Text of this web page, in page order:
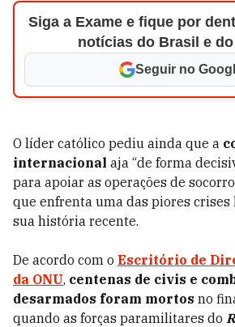
Siga a Exame e fique por
notícias do Brasil e
Seguir no
O líder católico pediu ainda que a
internacional aja “de forma
para apoiar as operações de
que enfrenta uma das piores
sua história recente.
De acordo com o Escritório de
da ONU, centenas de civis e
desarmados foram mortos no
quando as forças paramilitares do